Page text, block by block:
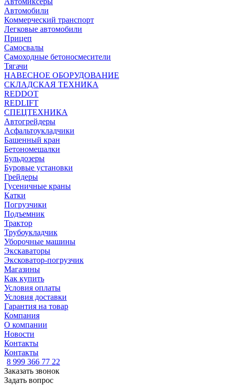
Автомобили
Коммерческий транспорт
Легковые автомобили
Прицеп
Самосвалы
Самоходные бетоносмесители
Тягачи
НАВЕСНОЕ ОБОРУДОВАНИЕ
СКЛАДСКАЯ ТЕХНИКА
REDDOT
REDLIFT
СПЕЦТЕХНИКА
Автогрейдеры
Асфальтоукладчики
Башенный кран
Бетономешалки
Бульдозеры
Буровые установки
Грейдеры
Гусеничные краны
Катки
Погрузчики
Подъемник
Трактор
Трубоукладчик
Уборочные машины
Экскаваторы
Эксковатор-погрузчик
Магазины
Как купить
Условия оплаты
Условия доставки
Гарантия на товар
Компания
О компании
Новости
Контакты
Контакты
8 999 366 77 22
Заказать звонок
Задать вопрос